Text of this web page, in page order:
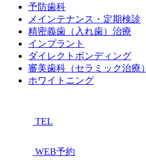
予防歯科
メインテナンス・定期検診
精密義歯（入れ歯）治療
インプラント
ダイレクトボンディング
審美歯科（セラミック治療）
ホワイトニング
TEL
WEB予約